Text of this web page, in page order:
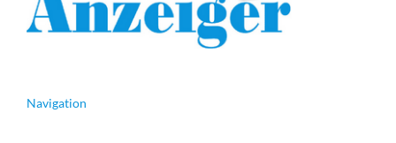
Navigation